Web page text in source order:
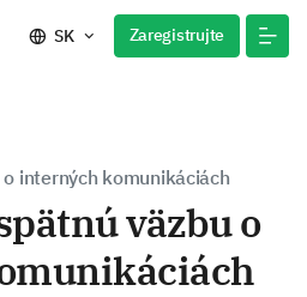
SK Zaregistrujte
interných komunikáciách
väzbu o